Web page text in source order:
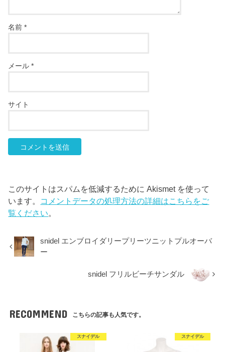
名前*
メール*
サイト
このサイトはスパムを低減するために Akismet を使って
います。 コメントデータの処理方法の詳細はこちらをご
覧ください。
snidel エンブロイダリープリーツニットプルオーバ
ー
snidel フリルビーチサンダル
RECOMMEND こちらの記事も人気です。
スナイデル スナイデル